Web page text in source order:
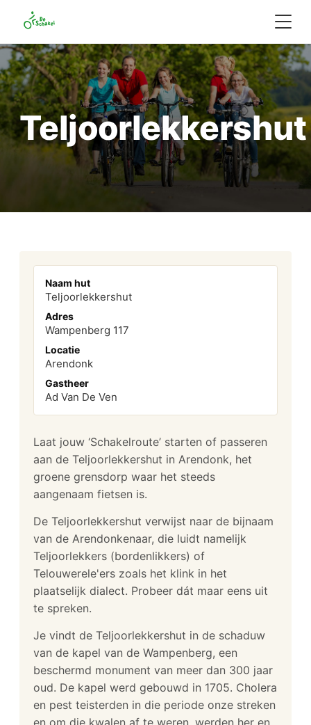
Teljoorlekkershut
Naam hut
Teljoorlekkershut
Adres
Wampenberg 117
Locatie
Arendonk
Gastheer
Ad Van De Ven
Laat jouw ‘Schakelroute’ starten of passeren
aan de Teljoorlekkershut in Arendonk, het
groene grensdorp waar het steeds
aangenaam fietsen is.
De Teljoorlekkershut verwijst naar de bijnaam
van de Arendonkenaar, die luidt namelijk
Teljoorlekkers (bordenlikkers) of
Telouwerele'ers zoals het klink in het
plaatselijk dialect. Probeer dát maar eens uit
te spreken.
Je vindt de Teljoorlekkershut in de schaduw
van de kapel van de Wampenberg, een
beschermd monument van meer dan 300 jaar
oud. De kapel werd gebouwd in 1705. Cholera
en pest teisterden in die periode onze streken
en om die kwalen af te weren, werden her en